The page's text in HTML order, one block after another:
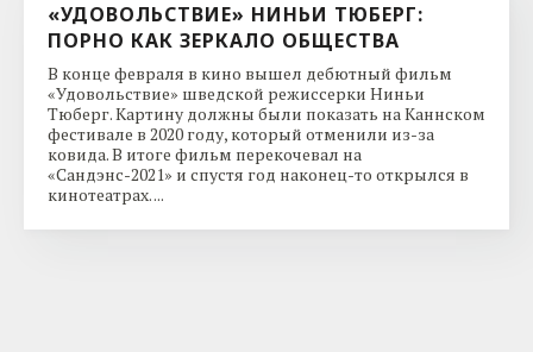
«УДОВОЛЬСТВИЕ» НИНЬИ ТЮБЕРГ:
ПОРНО КАК ЗЕРКАЛО ОБЩЕСТВА
В конце февраля в кино вышел дебютный фильм
«Удовольствие» шведской режиссерки Ниньи
Тюберг. Картину должны были показать на Каннском
фестивале в 2020 году, который отменили из-за
ковида. В итоге фильм перекочевал на
«Сандэнс-2021» и спустя год наконец-то открылся в
кинотеатрах. ...